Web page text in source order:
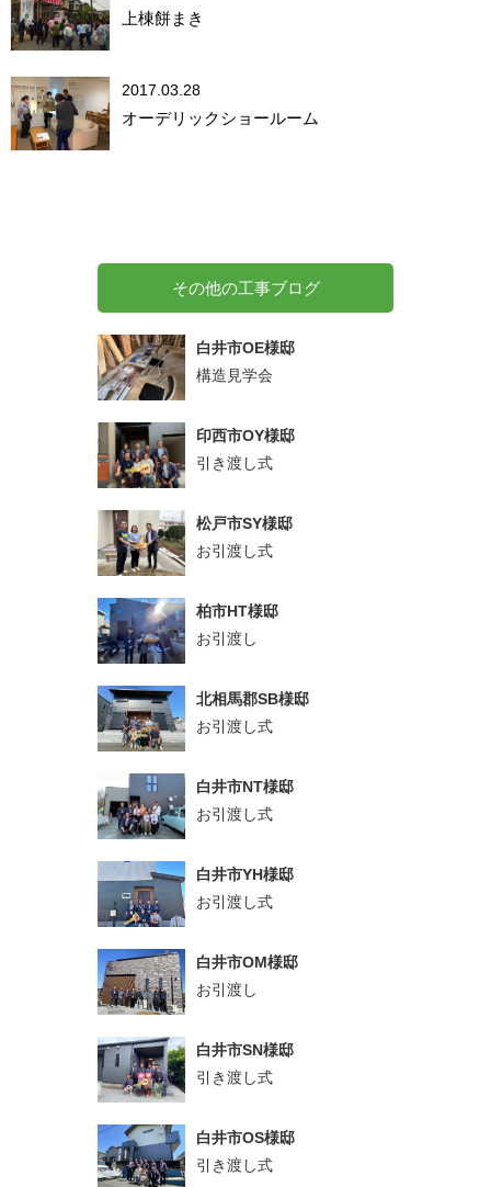
上棟餅まき
2017.03.28
オーデリックショールーム
その他の工事ブログ
白井市OE様邸
構造見学会
印西市OY様邸
引き渡し式
松戸市SY様邸
お引渡し式
柏市HT様邸
お引渡し
北相馬郡SB様邸
お引渡し式
白井市NT様邸
お引渡し式
白井市YH様邸
お引渡し式
白井市OM様邸
お引渡し
白井市SN様邸
引き渡し式
白井市OS様邸
引き渡し式